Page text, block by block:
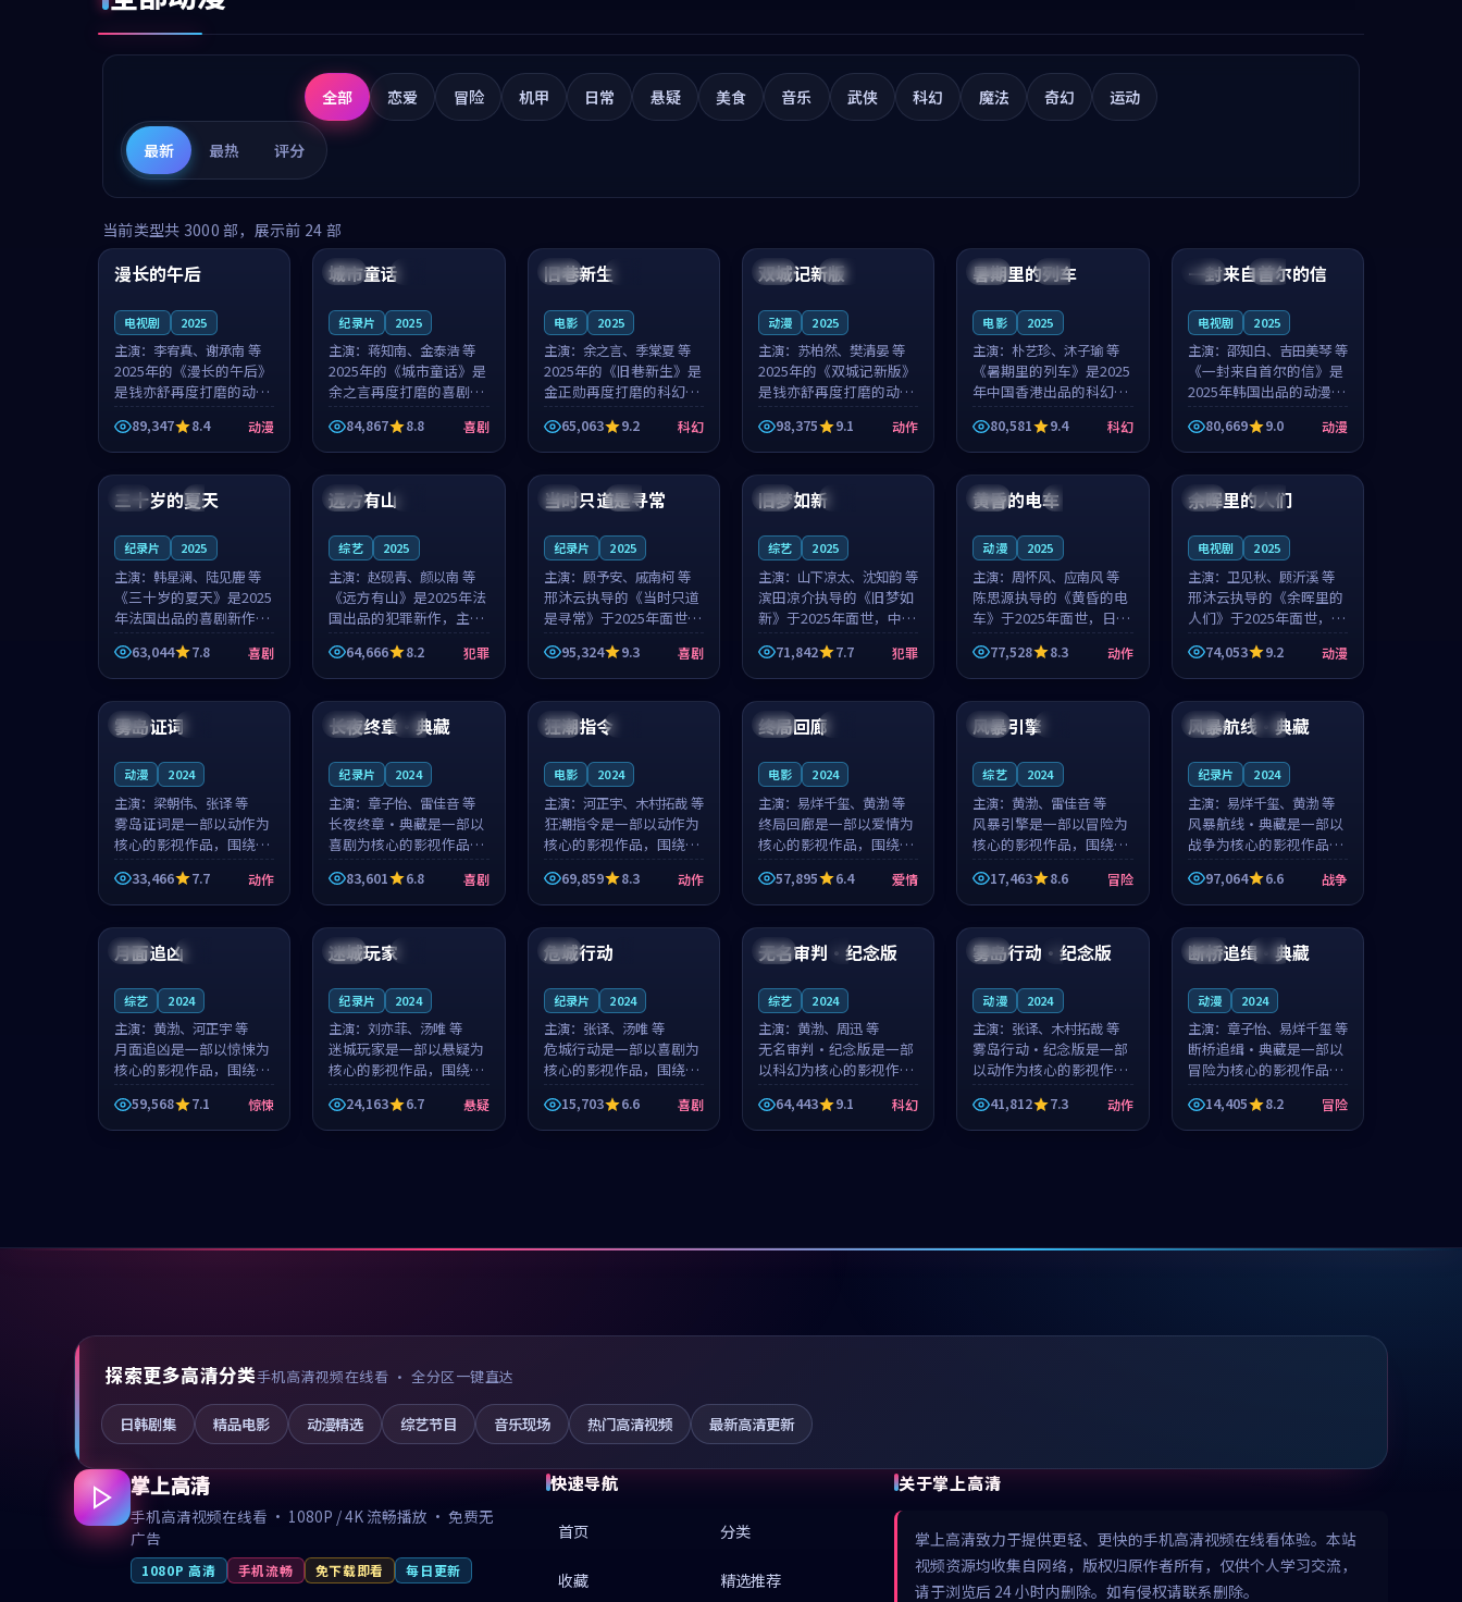
全部 恋爱 冒险 机甲 日常 悬疑 美食 音乐 武侠 科幻 魔法 奇幻 运动
最新 最热 评分
当前类型共 3000 部，展示前 24 部
中国 高分
99:16
漫长的午后
电视剧 2025
主演： 李宥真、谢承南 等
2025年的《漫长的午后》
是钱亦舒再度打磨的动漫
佳作。中国大陆的取景与
海岛日常的氛围相互成
就，李宥真与谢承南的对
手戏自然克制，让整部影
片在悬念与...
89,347 8.4 动漫
美国
城市童话
纪录片 2025
主演：蒋知南、金泰浩 等
2025年的《城市童话》是
余之言再度打磨的喜剧佳
作。美国的取景与历史战
争的氛围相互成就，蒋知
南与金泰浩的对手戏自然
克制，让整部影片在悬念
与温度之...
84,867 8.8 喜剧
英国
旧巷新生
电影 2025
主演： 余之言、季棠夏 等
2025年的《旧巷新生》是
金正勋再度打磨的科幻佳
作。英国的取景与雨夜物
语的氛围相互成就，余之
言与季棠夏的对手戏自然
克制，让整部影片在悬念
与温度之...
65,063 9.2 科幻
中国 独播
双城记新版
动漫 2025
主演： 苏柏然、樊清晏 等
2025年的《双城记新版》
是钱亦舒再度打磨的动作
佳作。中国大陆的取景与
沙漠探险的氛围相互成
就，苏柏然与樊清晏的对
手戏自然克制，让整部影
片在悬念与...
98,375 9.1 动作
中国 杜比
暑期里的列车
电影 2025
主演：朴艺珍、沐子瑜 等
《暑期里的列车》是2025
年中国香港出品的科幻新
作，主创团队希望用城市
夜归人的故事让观众停下
来想一想。朴艺珍领衔，
沐子瑜担任重要角色，郑
书延的叙...
80,581 9.4 科幻
韩国 热播
一封来自首尔的信
电视剧 2025
主演： 邵知白、吉田美琴 等
《一封来自首尔的信》是
2025年韩国出品的动漫新
作，主创团队希望用高考
往事的故事让观众停下来
想一想。邵知白领衔，吉
田美琴担任重要角色，谢
承南的叙...
80,669 9.0 动漫
法国 4K
99:12
三十岁的夏天
纪录片 2025
主演： 韩星澜、陆见鹿 等
《三十岁的夏天》是2025
年法国出品的喜剧新作，
主创团队希望用深夜电台
的故事让观众停下来想一
想。韩星澜领衔，陆见鹿
担任重要角色，山田纯一
的叙事节...
63,044 7.8 喜剧
法国
99:48
远方有山
综艺 2025
主演：赵砚青、颜以南 等
《远方有山》是2025年法
国出品的犯罪新作，主创
团队希望用高校追梦的故
事让观众停下来想一想。
赵砚青领衔，颜以南担任
重要角色，山田纯一的叙
事节奏一...
64,666 8.2 犯罪
泰国 杜比
99:32
当时只道是寻常
纪录片 2025
主演： 顾予安、戚南柯 等
邢沐云执导的《当时只道
是寻常》于2025年面世，
泰国的城市气质与母女情
深的人物心境共同构筑了
影片基调。顾予安、戚南
柯用细腻的表演撑起整部
喜剧电影...
95,324 9.3 喜剧
中国
99:08
旧梦如新
综艺 2025
主演： 山下凉太、沈知韵 等
滨田凉介执导的《旧梦如
新》于2025年面世，中国
台湾的城市气质与异国相
遇的人物心境共同构筑了
影片基调。山下凉太、沈
知韵用细腻的表演撑起整
部犯罪电...
71,842 7.7 犯罪
日本 4K
99:20
黄昏的电车
动漫 2025
主演：周怀风、应南风 等
陈思源执导的《黄昏的电
车》于2025年面世，日本
的城市气质与渔村故事的
人物心境共同构筑了影片
基调。周怀风、应南风用
细腻的表演撑起整部动作
电影，剧...
77,528 8.3 动作
泰国 完结
99:56
余晖里的人们
电视剧 2025
主演： 卫见秋、顾沂溪 等
邢沐云执导的《余晖里的
人们》于2025年面世，泰
国的城市气质与小镇生活
的人物心境共同构筑了影
片基调。卫见秋、顾沂溪
用细腻的表演撑起整部动
漫电影，...
74,053 9.2 动漫
中国
99:13
雾岛证词
动漫 2024
主演： 梁朝伟、张译 等
雾岛证词是一部以动作为
核心的影视作品，围绕危
机、反转与人物成长展
开，整体节奏紧凑，值得
推荐观看。
33,466 7.7 动作
美国 杜比
99:19
长夜终章·典藏
纪录片 2024
主演：章子怡、雷佳音 等
长夜终章·典藏是一部以
喜剧为核心的影视作品，
围绕危机、反转与人物成
长展开，整体节奏紧凑，
值得推荐观看。
83,601 6.8 喜剧
中国
99:10
狂潮指令
电影 2024
主演： 河正宇、木村拓哉 等
狂潮指令是一部以动作为
核心的影视作品，围绕危
机、反转与人物成长展
开，整体节奏紧凑，值得
推荐观看。
69,859 8.3 动作
英国
99:11
终局回廊
电影 2024
主演： 易烊千玺、黄渤 等
终局回廊是一部以爱情为
核心的影视作品，围绕危
机、反转与人物成长展
开，整体节奏紧凑，值得
推荐观看。
57,895 6.4 爱情
中国
99:46
风暴引擎
综艺 2024
主演：黄渤、雷佳音 等
风暴引擎是一部以冒险为
核心的影视作品，围绕危
机、反转与人物成长展
开，整体节奏紧凑，值得
推荐观看。
17,463 8.6 冒险
美国 高分
99:27
风暴航线·典藏
纪录片 2024
主演： 易烊千玺、黄渤 等
风暴航线·典藏是一部以
战争为核心的影视作品，
围绕危机、反转与人物成
长展开，整体节奏紧凑，
值得推荐观看。
97,064 6.6 战争
日本
96:17
月面追凶
综艺 2024
主演： 黄渤、河正宇 等
月面追凶是一部以惊悚为
核心的影视作品，围绕危
机、反转与人物成长展
开，整体节奏紧凑，值得
推荐观看。
59,568 7.1 惊悚
中国
99:40
迷城玩家
纪录片 2024
主演：刘亦菲、汤唯 等
迷城玩家是一部以悬疑为
核心的影视作品，围绕危
机、反转与人物成长展
开，整体节奏紧凑，值得
推荐观看。
24,163 6.7 悬疑
英国
99:45
危城行动
纪录片 2024
主演： 张译、汤唯 等
危城行动是一部以喜剧为
核心的影视作品，围绕危
机、反转与人物成长展
开，整体节奏紧凑，值得
推荐观看。
15,703 6.6 喜剧
泰国 4K
99:14
无名审判·纪念版
综艺 2024
主演： 黄渤、周迅 等
无名审判·纪念版是一部
以科幻为核心的影视作
品，围绕危机、反转与人
物成长展开，整体节奏紧
凑，值得推荐观看。
64,443 9.1 科幻
法国 4K
99:08
雾岛行动·纪念版
动漫 2024
主演： 张译、木村拓哉 等
雾岛行动·纪念版是一部
以动作为核心的影视作
品，围绕危机、反转与人
物成长展开，整体节奏紧
凑，值得推荐观看。
41,812 7.3 动作
日本 院线
99:39
断桥追缉·典藏
动漫 2024
主演： 章子怡、易烊千玺 等
断桥追缉·典藏是一部以
冒险为核心的影视作品，
围绕危机、反转与人物成
长展开，整体节奏紧凑，
值得推荐观看。
14,405 8.2 冒险
探索更多高清分类手机高清视频在线看 · 全分区一键直达
日韩剧集 精品电影 动漫精选 综艺节目 音乐现场 热门高清视频 最新高清更新
掌上高清
手机高清视频在线看 · 1080P / 4K 流畅播放 · 免费无
广告
1080P 高清 手机流畅 免下载即看 每日更新
快速导航
首页 分类
收藏 精选推荐
关于掌上高清
掌上高清致力于提供更轻、更快的手机高清视频在线看体验。本站
视频资源均收集自网络，版权归原作者所有，仅供个人学习交流，
请于浏览后 24 小时内删除。如有侵权请联系删除。